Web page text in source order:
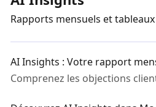
Rapports mensuels et
AI Insights : Votre rapport
Comprenez les objections